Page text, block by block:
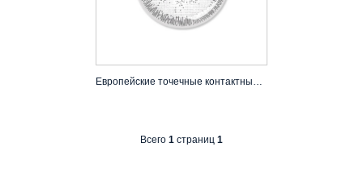
Европейские точечные контактные линзы | Natural & Enlarging
Всего 1 страниц 1